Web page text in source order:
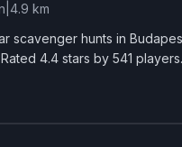
4.9 km
scavenger hunts in
4.4 stars by 541 players.